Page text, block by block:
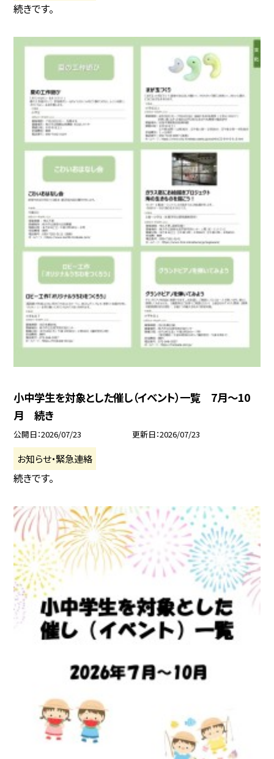
続きです。
小中学生を対象とした催し（イベント）一覧 7月〜10
月 続き
公開日 2026/07/23 更新日 2026/07/23
お知らせ・緊急連絡
続きです。